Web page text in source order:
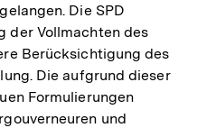
Die SPD
der Vollmachten des
Berücksichtigung des
Die aufgrund dieser
Formulierungen
und